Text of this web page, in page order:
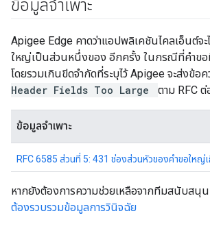
ข้อมูลจำเพาะ
Apigee Edge คาดว่าแอปพลิเคชันไคลเอ็นต์จ
ใหญ่เป็นส่วนหนึ่งของ อีกครั้ง ในกรณีที่คำข
โดยรวมเกินขีดจำกัดที่ระบุไว้ Apigee จะส่งข้อค
Header Fields Too Large
ตาม RFC ต่
ข้อมูลจำเพาะ
RFC 6585 ส่วนที่ 5: 431 ช่องส่วนหัวของคำขอใหญ่เ
หากยังต้องการความช่วยเหลือจากทีมสนับสนุ
ต้องรวบรวมข้อมูลการวินิจฉัย